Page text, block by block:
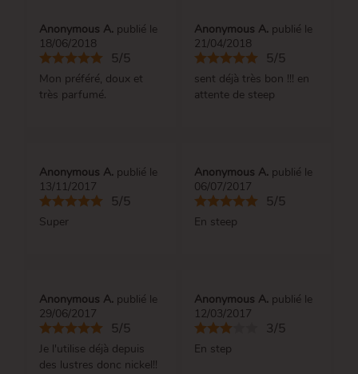
Anonymous A. publié le
18/06/2018
5/5
Mon préféré, doux et
très parfumé.
Anonymous A. publié le
21/04/2018
5/5
sent déjà très bon !!! en
attente de steep
Anonymous A. publié le
13/11/2017
5/5
Super
Anonymous A. publié le
06/07/2017
5/5
En steep
Anonymous A. publié le
29/06/2017
5/5
Je l'utilise déjà depuis
des lustres donc nickel!!
Anonymous A. publié le
12/03/2017
3/5
En step